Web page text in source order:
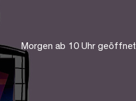
Morgen ab 10 Uhr geöffnet